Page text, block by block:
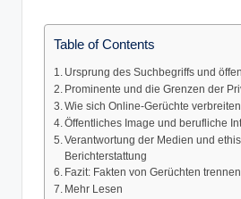
Table of Contents
Ursprung des Suchbegriffs und
Prominente und die Grenzen der
Wie sich Online-Gerüchte verbreiten
Öffentliches Image und berufliche
Verantwortung der Medien und
Berichterstattung
Fazit: Fakten von Gerüchten trennen
Mehr Lesen